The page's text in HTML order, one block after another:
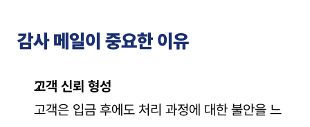
감사 메일이 중요한 이유
고객 신뢰 형성
고객은 입금 후에도 처리 과정에 대한 불안을 느